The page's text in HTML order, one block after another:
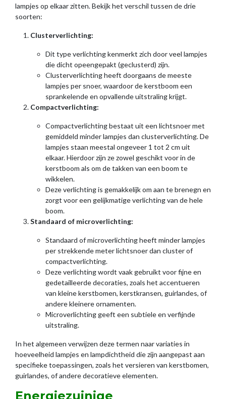
lampjes op elkaar zitten. Bekijk het verschil tussen de drie
soorten:
Clusterverlichting:
Dit type verlichting kenmerkt zich door veel lampjes
die dicht opeengepakt (geclusterd) zijn.
Clusterverlichting heeft doorgaans de meeste
lampjes per snoer, waardoor de kerstboom een
sprankelende en opvallende uitstraling krijgt.
Compactverlichting:
Compactverlichting bestaat uit een lichtsnoer met
gemiddeld minder lampjes dan clusterverlichting. De
lampjes staan meestal ongeveer 1 tot 2 cm uit
elkaar. Hierdoor zijn ze zowel geschikt voor in de
kerstboom als om de takken van een boom te
wikkelen.
Deze verlichting is gemakkelijk om aan te brenegn en
zorgt voor een gelijkmatige verlichting van de hele
boom.
Standaard of microverlichting:
Standaard of microverlichting heeft minder lampjes
per strekkende meter lichtsnoer dan cluster of
compactverlichting.
Deze verlichting wordt vaak gebruikt voor fijne en
gedetailleerde decoraties, zoals het accentueren
van kleine kerstbomen, kerstkransen, guirlandes, of
andere kleinere ornamenten.
Microverlichting geeft een subtiele en verfijnde
uitstraling.
In het algemeen verwijzen deze termen naar variaties in
hoeveelheid lampjes en lampdichtheid die zijn aangepast aan
specifieke toepassingen, zoals het versieren van kerstbomen,
guirlandes, of andere decoratieve elementen.
Energiezuinige